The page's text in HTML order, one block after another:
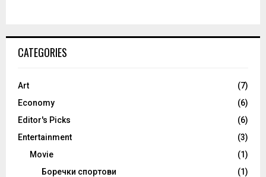
CATEGORIES
Art
(7)
Economy
(6)
Editor's Picks
(6)
Entertainment
(3)
Movie
(1)
Боречки спортови
(1)